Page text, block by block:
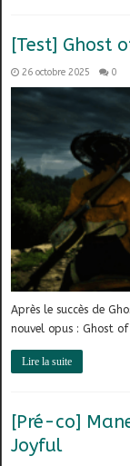
[Test] Ghost
26 octobre 2025 0
Après le succès de
nouvel opus : Ghost
Lire la suite
[Pré-co]
Joyful